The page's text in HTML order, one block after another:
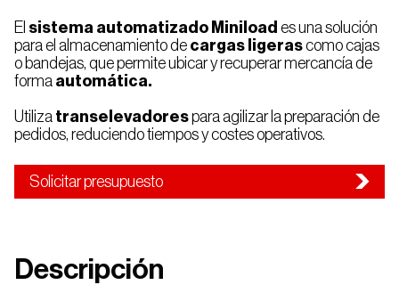
Palets
Estanterías
Convencionales
de
Almacenes
Autoportantes
Sistema
y Bebidas
Logística,
Transporte
E-
commerce
Cosmética
Empresa Calidad
El sistema automatizado Miniload es una solución
para el almacenamiento de cargas ligerascomo cajas
o bandejas, que permite ubicar y recuperar mercancía de
forma automática.
Utiliza transelevadorespara agilizar la preparación de
pedidos, reduciendo tiempos y costes operativos.
Solicitar presupuesto
Descripción